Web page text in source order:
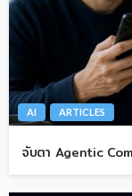
AI ARTICLES
จับตา Agentic